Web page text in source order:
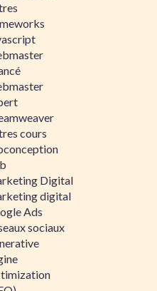
cours
Digital
digital
Ads
sociaux